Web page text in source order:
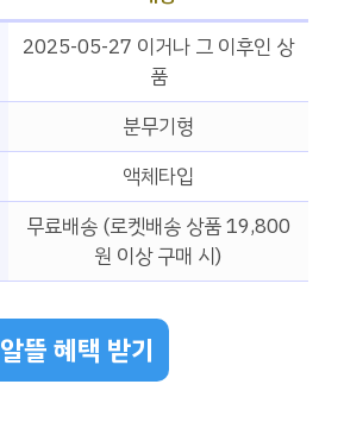
2025-05-27 이거나 그 이후인 상
품
분무기형
액체타입
무료배송 (로켓배송 상품 19,800
원 이상 구매 시)
알뜰 혜택 받기